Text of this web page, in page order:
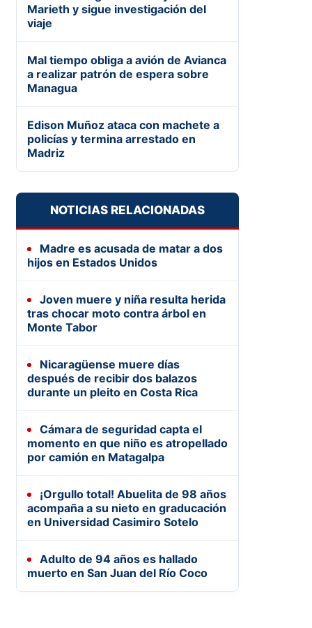
Marieth y sigue investigación del
viaje
Mal tiempo obliga a avión de Avianca
a realizar patrón de espera sobre
Managua
Edison Muñoz ataca con machete a
policías y termina arrestado en
Madriz
NOTICIAS RELACIONADAS
Madre es acusada de matar a dos
hijos en Estados Unidos
Joven muere y niña resulta herida
tras chocar moto contra árbol en
Monte Tabor
Nicaragüense muere días
después de recibir dos balazos
durante un pleito en Costa Rica
Cámara de seguridad capta el
momento en que niño es atropellado
por camión en Matagalpa
¡Orgullo total! Abuelita de 98 años
acompaña a su nieto en graducación
en Universidad Casimiro Sotelo
Adulto de 94 años es hallado
muerto en San Juan del Río Coco